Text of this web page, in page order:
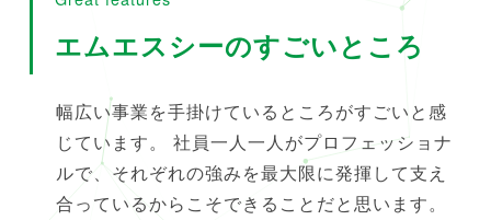
エムエスシーのすごいところ
幅広い事業を手掛けているところがすごいと感
じています。 社員一人一人がプロフェッショナ
ルで、それぞれの強みを最大限に発揮して支え
合っているからこそできることだと思います。